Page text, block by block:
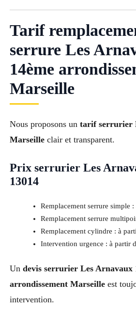
Tarif
serrure Les
14ème
Marseille
Nous proposons un tarif serrurier
Marseille clair et transparent.
Prix serrurier Les
13014
Remplacement serrure simple
Remplacement serrure
Remplacement cylindre : à
Intervention urgence : à partir
Un devis serrurier Les Arnavaux
arrondissement Marseille est
intervention.